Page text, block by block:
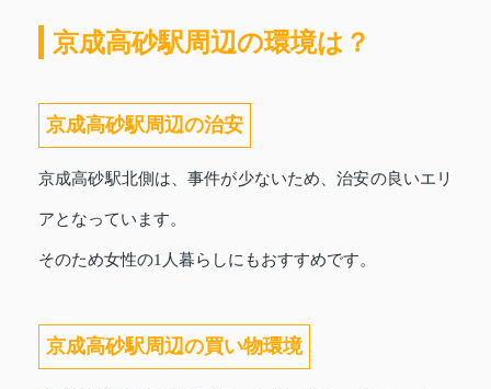
京成高砂駅周辺の環境は？
京成高砂駅周辺の治安
京成高砂駅北側は、事件が少ないため、治安の良いエリ
アとなっています。
そのため女性の1人暮らしにもおすすめです。
京成高砂駅周辺の買い物環境